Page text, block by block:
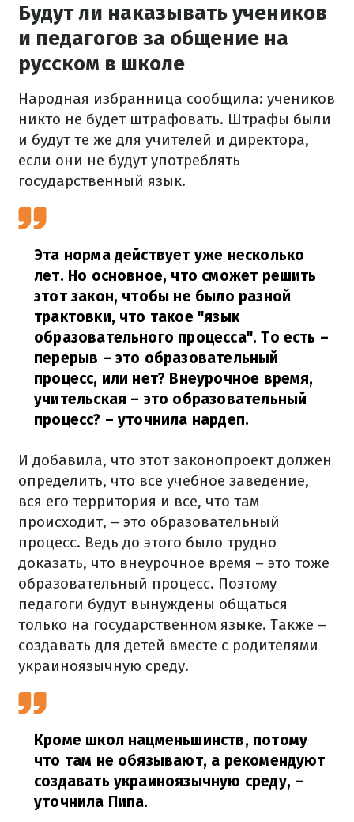
Будут ли наказывать учеников
и педагогов за общение на
русском в школе
Народная избранница сообщила: учеников
никто не будет штрафовать. Штрафы были
и будут те же для учителей и директора,
если они не будут употреблять
государственный язык.
Эта норма действует уже несколько
лет. Но основное, что сможет решить
этот закон, чтобы не было разной
трактовки, что такое "язык
образовательного процесса". То есть –
перерыв – это образовательный
процесс, или нет? Внеурочное время,
учительская – это образовательный
процесс? – уточнила нардеп.
И добавила, что этот законопроект должен
определить, что все учебное заведение,
вся его территория и все, что там
происходит, – это образовательный
процесс. Ведь до этого было трудно
доказать, что внеурочное время – это тоже
образовательный процесс. Поэтому
педагоги будут вынуждены общаться
только на государственном языке. Также –
создавать для детей вместе с родителями
украиноязычную среду.
Кроме школ нацменьшинств, потому
что там не обязывают, а рекомендуют
создавать украиноязычную среду, –
уточнила Пипа.